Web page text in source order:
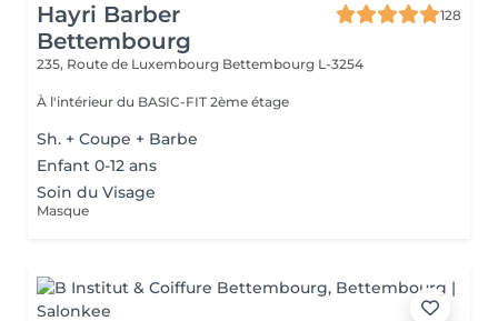
Hayri Barber
Bettembourg
128
235, Route de Luxembourg Bettembourg L-3254
À l'intérieur du BASIC-FIT 2ème étage
Sh. + Coupe + Barbe
Enfant 0-12 ans
Soin du Visage
Masque